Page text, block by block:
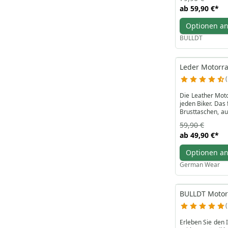
Mit insgesamt 4
Erleben Sie
Motorradweste
ab 59,90 €*
Optionen
BULLDT
Leder
Die Leather
jeden Biker.
Brusttaschen,
Mischung aus
die
Fahrgefühl mit
eine Weste -
heben Sie sich
ab 49,90 €*
59,90 €
Optionen
German Wear
BULLDT
Erleben Sie den